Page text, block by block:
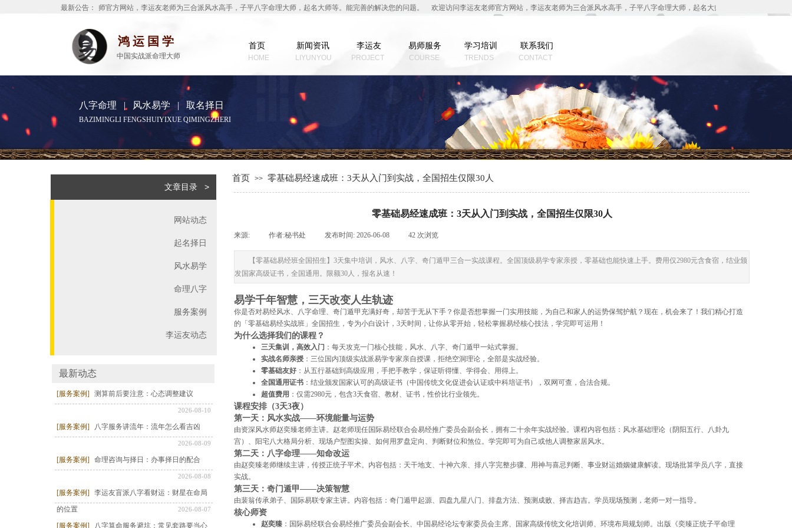
欢迎访问李运友老师官方网站，李运友老师为三合派风水高手，子平八字命理大师，起名大师等。能完善的解决您的问题。 欢迎访问李运友老师官方网站，李运友老师为三合派风水高手，子平八字命理大师，起名大师等。能完善的解决您的
最新公告：
LIYUNYOU
鸿运国学
中国实战派命理大师
首页 新闻资讯 李运友 易师服务 学习培训 联系我们
COURSE CONTACT
TRENDS
PROJECT
HOME
BAZIMINGLI FENGSHUIYIXUE QIMINGZHERI
八字命理 | 风水易学| 取名择日
首页 >> 零基础易经速成班：3天从入门到实战，全国招生仅限30人
文章目录 >
网站动态
起名择日
风水易学
命理八字
服务案例
李运友动态
零基础易经速成班：3天从入门到实战，全国招生仅限30人
来源: 作者:秘书处 发布时间: 2026-06-08 42 次浏览
【零基础易经班全国招生】3天集中培训，风水、八字、奇门遁甲三合一实战课程。全国顶级易学专家亲授，零基础也能快速上手。费用仅2980元含食宿，结业颁
发国家高级证书，全国通用。限额30人，报名从速！
易学千年智慧，三天改变人生轨迹
你是否对易经风水、八字命理、奇门遁甲充满好奇，却苦于无从下手？你是否想掌握一门实用技能，为自己和家人的运势保驾护航？现在，机会来了！我们精心打造
的「零基础易经实战班」全国招生，专为小白设计，3天时间，让你从零开始，轻松掌握易经核心技法，学完即可运用！
为什么选择我们的课程？
三天集训，高效入门 ：每天攻克一门核心技能，风水、八字、奇门遁甲一站式掌握。
实战名师亲授 ：三位国内顶级实战派易学专家亲自授课，拒绝空洞理论，全部是实战经验。
零基础友好 ：从五行基础到高级应用，手把手教学，保证听得懂、学得会、用得上。
全国通用证书 ：结业颁发国家认可的高级证书（中国传统文化促进会认证或中科培证书），双网可查，合法合规。
超值费用 ：仅需2980元，包含3天食宿、教材、证书，性价比行业领先。
课程安排（3天3夜）
第一天：风水实战——环境能量与运势
由资深风水师赵奕臻老师主讲。赵老师现任国际易经联合会易经推广委员会副会长，拥有二十余年实战经验。课程内容包括：风水基础理论（阴阳五行、八卦九
宫）、阳宅八大格局分析、现场户型图实操、如何用罗盘定向、判断财位和煞位。学完即可为自己或他人调整家居风水。
第二天：八字命理——知命改运
由赵奕臻老师继续主讲，传授正统子平术。内容包括：天干地支、十神六亲、排八字完整步骤、用神与喜忌判断、事业财运婚姻健康解读。现场批算学员八字，直接
实战。
第三天：奇门遁甲——决策智慧
由裴翁传承弟子、国际易联专家主讲。内容包括：奇门遁甲起源、四盘九星八门、排盘方法、预测成败、择吉趋吉。学员现场预测，老师一对一指导。
核心师资
赵奕臻 ：国际易经联合会易经推广委员会副会长、中国易经论坛专家委员会主席、国家高级传统文化培训师、环境布局规划师。出版《奕臻正统子平命理
最新动态
[服务案例] 测算前后要注意：心态调整建议
2026-08-10
[服务案例] 八字服务讲流年：流年怎么看吉凶
2026-08-09
[服务案例] 命理咨询与择日：办事择日的配合
2026-08-08
[服务案例]
李运友盲派八字看财运：财星在命局
的位置
2026-08-07
[服务案例] 八字算命服务避坑：常见套路要当心